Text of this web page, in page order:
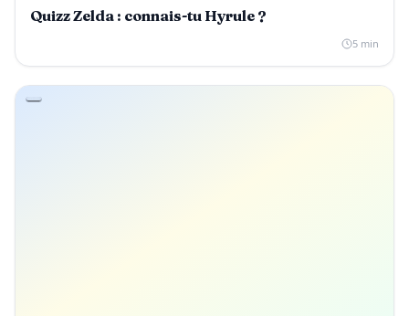
Quizz Zelda : connais-tu Hyrule ?
5 min